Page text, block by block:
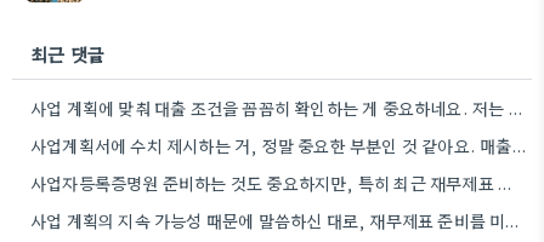
최근 댓글
사업 계획에 맞춰 대출 조건을 꼼꼼히 확인하는 게 중요하네요. 저는 사업 확장 시 금리 변화를…
사업계획서에 수치 제시하는 거, 정말 중요한 부분인 것 같아요. 매출 성장률이나 고용 목표를 구체적으로 적으면…
사업자등록증명원 준비하는 것도 중요하지만, 특히 최근 재무제표 유효기간 꼭 확인해야 해요. 제가 최근 사업 계획서…
사업 계획의 지속 가능성 때문에 말씀하신 대로, 재무제표 준비를 미리 해두는 게 정말 중요하네요. 특히…